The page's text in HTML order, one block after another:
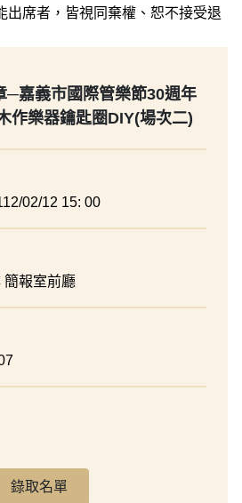
出席者，皆視同棄權、恕不接受退
─嘉義市國際管樂節30週年
作樂器鑰匙圈DIY(場次二)
02/12 15: 00
簡報室前廳
錄取名單